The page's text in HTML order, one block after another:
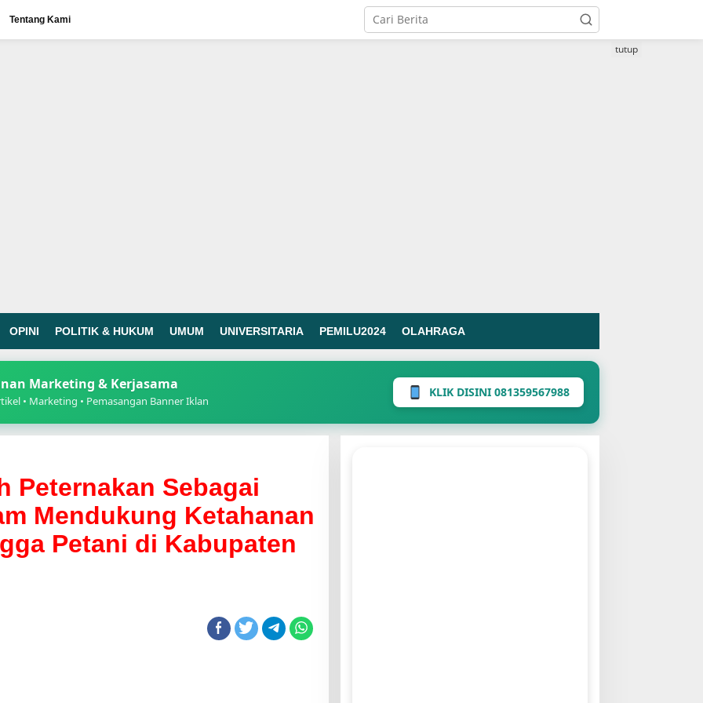
Tentang Kami
OPINI POLITIK & HUKUM UMUM UNIVERSITARIA PEMILU2024 OLAHRAGA
tutup
Marketing & Kerjasama
• Marketing • Pemasangan Banner Iklan
KLIK DISINI 081359567988
Peternakan Sebagai
Mendukung Ketahanan
Petani di Kabupaten